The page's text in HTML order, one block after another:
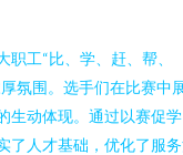
工“比、学、赶、帮、
氛围。选手们在比赛中
生动体现。通过以赛促
了人才基础，优化了服